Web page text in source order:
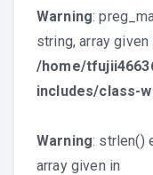
Warning:
string, array given
/home/
includes/class-
Warning: strlen()
array given in